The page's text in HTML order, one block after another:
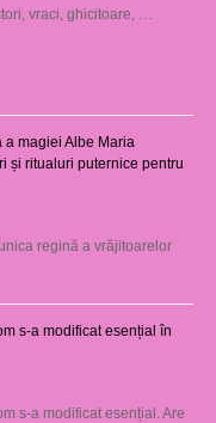
vraci, ghicitoare, …
magiei Albe Maria
și ritualuri puternice pentru
regină a vrăjitoarelor
s-a modificat esențial în
s-a modificat esențial. Are